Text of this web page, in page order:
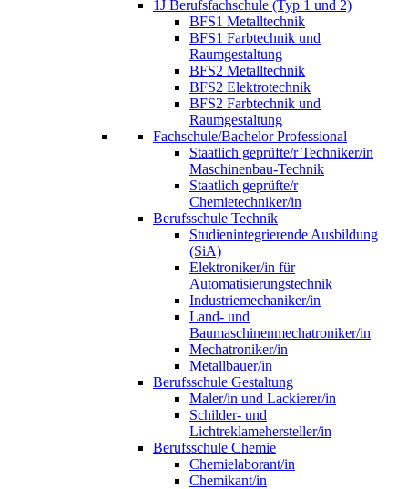
1J Berufsfachschule (Typ 1 und 2)
BFS1 Metalltechnik
BFS1 Farbtechnik und
Raumgestaltung
BFS2 Metalltechnik
BFS2 Elektrotechnik
BFS2 Farbtechnik und
Raumgestaltung
Fachschule/Bachelor Professional
Staatlich geprüfte/r Techniker/in
Maschinenbau-Technik
Staatlich geprüfte/r
Chemietechniker/in
Berufsschule Technik
Studienintegrierende Ausbildung
(SiA)
Elektroniker/in für
Automatisierungstechnik
Industriemechaniker/in
Land- und
Baumaschinenmechatroniker/in
Mechatroniker/in
Metallbauer/in
Berufsschule Gestaltung
Maler/in und Lackierer/in
Schilder- und
Lichtreklamehersteller/in
Berufsschule Chemie
Chemielaborant/in
Chemikant/in